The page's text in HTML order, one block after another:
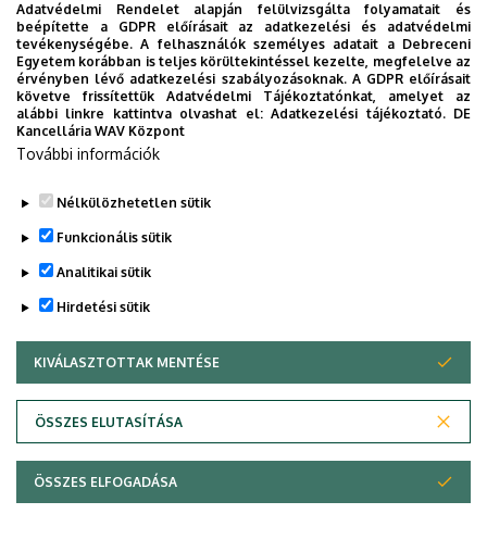
Dokumentumok
plakát (268.92 KB)
Last update: 2025. 11. 05. 10:49
Adatvédelem
Copyright © 2026 Unideb
Adatvédelmi Rendelet alapján felülvizsgálta folyamatait és
beépítette a GDPR előírásait az adatkezelési és adatvédelmi
tevékenységébe. A felhasználók személyes adatait a Debreceni
Egyetem korábban is teljes körültekintéssel kezelte, megfelelve az
érvényben lévő adatkezelési szabályozásoknak. A GDPR előírásait
követve frissítettük Adatvédelmi Tájékoztatónkat, amelyet az
alábbi linkre kattintva olvashat el:Adatkezelési tájékoztató. DE
Kancellária WAV Központ
További információk
Nélkülözhetetlen sütik
Funkcionális sütik
Analitikai sütik
Hirdetési sütik
KIVÁLASZTOTTAK MENTÉSE
ÖSSZES ELUTASÍTÁSA
WITHDRAW CONSENT
ÖSSZES ELFOGADÁSA